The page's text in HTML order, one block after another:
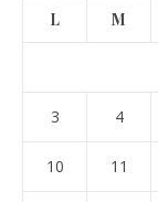
L M
3 4
10 11